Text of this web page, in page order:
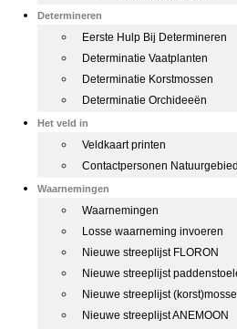
Determineren
Eerste Hulp Bij Determineren
Determinatie Vaatplanten
Determinatie Korstmossen
Determinatie Orchideeën
Het veld in
Veldkaart printen
Contactpersonen
Waarnemingen
Waarnemingen
Losse waarneming invoeren
Nieuwe streeplijst FLORON
Nieuwe streeplijst
Nieuwe streeplijst
Nieuwe streeplijst ANEMOON